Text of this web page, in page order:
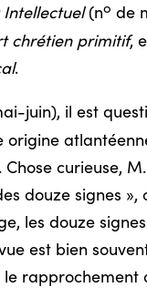
(no de
chrétien primitif,
.
juin), il est
origine
curieuse,
douze signes
les douze
est bien
le